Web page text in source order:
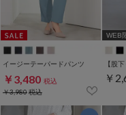
イージーテーパードパンツ
￥3,480 税込
￥3,980税込
WEB
￥